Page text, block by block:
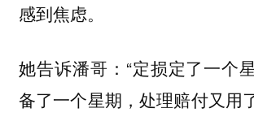
感到焦虑。
她告诉潘哥：“定损定了一个
备了一个星期，处理赔付又用